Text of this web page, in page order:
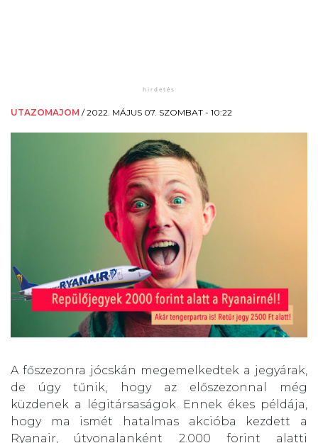
UTAZOMAJOM /2022. MÁJUS 07. SZOMBAT - 10:22
A főszezonra jócskán megemelkedtek a jegyárak,
de úgy tűnik, hogy az előszezonnal még
küzdenek a légitársaságok. Ennek ékes példája,
hogy ma ismét hatalmas akcióba kezdett a
Ryanair, útvonalanként 2.000 forint alatti